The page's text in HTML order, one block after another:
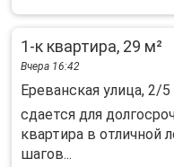
1-к квартира, 29 м²
Вчера 16:42
Ереванская улица, 2/5
сдается для
квартира в отличной
шагов...